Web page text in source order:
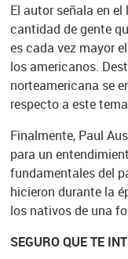
El autor señala en
cantidad de gente
es cada vez mayor
los americanos.
norteamericana se
respecto a este
Finalmente, Paul
para un
fundamentales del
hicieron durante la
los nativos de una
SEGURO QUE TE